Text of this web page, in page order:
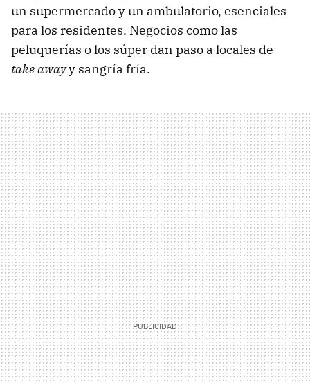
un supermercado y un ambulatorio, esenciales
para los residentes. Negocios como las
peluquerías o los súper dan paso a locales de
take awayy sangría fría.